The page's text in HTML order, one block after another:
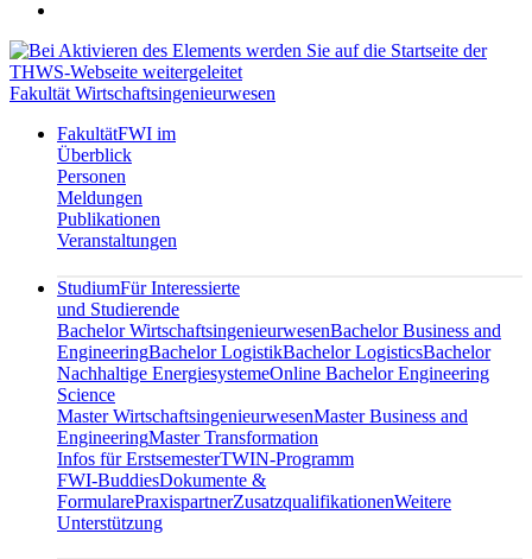
Fakultät Wirtschaftsingenieurwesen
FakultätFWI im
Überblick
Personen
Meldungen
Publikationen
Veranstaltungen
StudiumFür Interessierte
und Studierende
Bachelor WirtschaftsingenieurwesenBachelor Business and
EngineeringBachelor LogistikBachelor LogisticsBachelor
Nachhaltige EnergiesystemeOnline Bachelor Engineering
Science
Master WirtschaftsingenieurwesenMaster Business and
EngineeringMaster Transformation
Infos für ErstsemesterTWIN-Programm
FWI-BuddiesDokumente &
FormularePraxispartnerZusatzqualifikationenWeitere
Unterstützung